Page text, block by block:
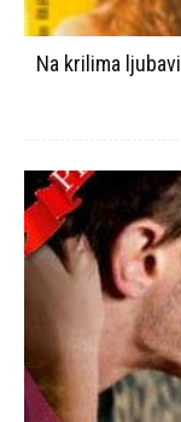
Na krilima ljubavi